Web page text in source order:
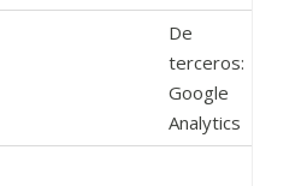
De
terceros:
Google
Analytics